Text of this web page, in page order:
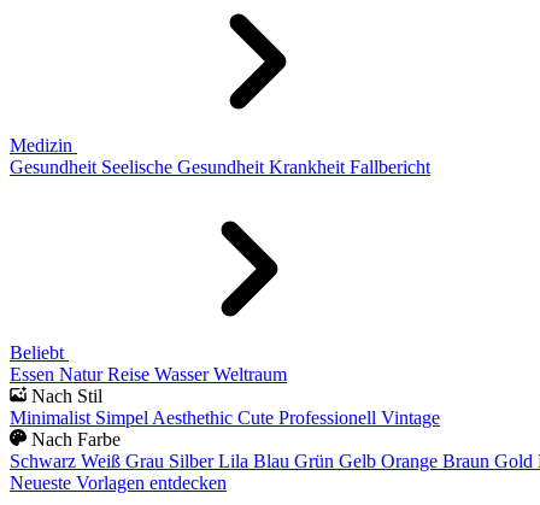
Medizin
Gesundheit Seelische Gesundheit Krankheit Fallbericht
Beliebt
Essen Natur Reise Wasser Weltraum
Nach Stil
Minimalist Simpel Aesthethic Cute Professionell Vintage
Nach Farbe
Schwarz Weiß Grau Silber Lila Blau Grün Gelb Orange Braun Gold
Neueste Vorlagen entdecken